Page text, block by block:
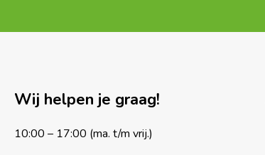
Wij helpen je graag!
10:00 – 17:00 (ma. t/m vrij.)